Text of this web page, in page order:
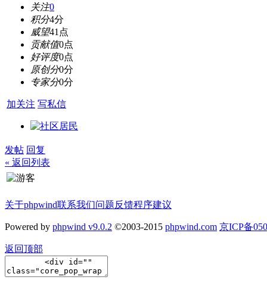
关注0
积分4分
威望41点
贡献值0点
好评度0点
原创分0分
专家分0分
加关注 写私信
发帖 回复
« 返回列表
关于phpwind联系我们问题反馈程序建议
Powered by phpwind v9.0.2 ©2003-2015 phpwind.com 京ICP备
返回顶部